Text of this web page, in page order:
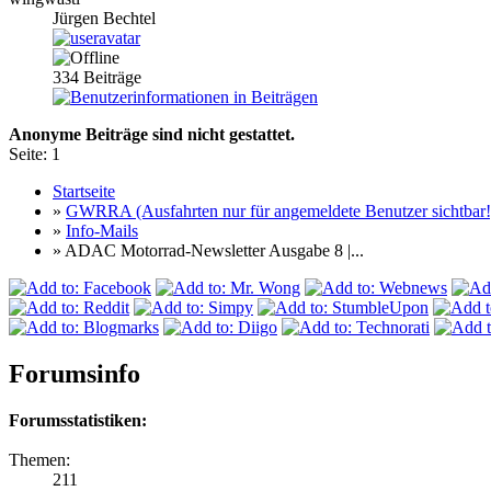
Jürgen Bechtel
334 Beiträge
Anonyme Beiträge sind nicht gestattet.
Seite: 1
Startseite
» GWRRA (Ausfahrten nur für angemeldete Benutzer
» Info-Mails
» ADAC Motorrad-Newsletter Ausgabe 8 |...
Forumsinfo
Forumsstatistiken:
Themen:
211